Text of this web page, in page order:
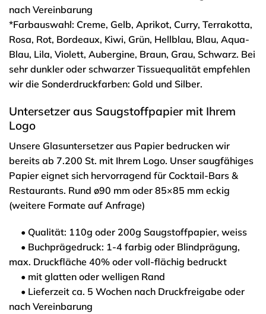
nach Vereinbarung
*Farbauswahl: Creme, Gelb, Aprikot, Curry, Terrakotta,
Rosa, Rot, Bordeaux, Kiwi, Grün, Hellblau, Blau, Aqua-
Blau, Lila, Violett, Aubergine, Braun, Grau, Schwarz. Bei
sehr dunkler oder schwarzer Tissuequalität empfehlen
wir die Sonderdruckfarben: Gold und Silber.
Untersetzer aus Saugstoffpapier mit Ihrem
Logo
Unsere Glasuntersetzer aus Papier bedrucken wir
bereits ab 7.200 St. mit Ihrem Logo. Unser saugfähiges
Papier eignet sich hervorragend für Cocktail-Bars &
Restaurants. Rund ø90 mm oder 85×85 mm eckig
(weitere Formate auf Anfrage)
• Qualität: 110g oder 200g Saugstoffpapier, weiss
• Buchprägedruck: 1-4 farbig oder Blindprägung,
max. Druckfläche 40% oder voll-flächig bedruckt
• mit glatten oder welligen Rand
• Lieferzeit ca. 5 Wochen nach Druckfreigabe oder
nach Vereinbarung